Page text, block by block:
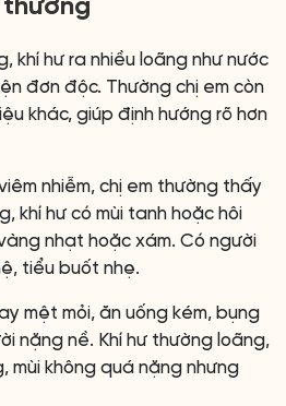
khí hư ra nhiều loãng như nước
đơn độc. Thường chị em còn
khác, giúp định hướng rõ hơn
nhiễm, chị em thường thấy
khí hư có mùi tanh hoặc hôi
nhạt hoặc xám. Có người
tiểu buốt nhẹ.
mệt mỏi, ăn uống kém, bụng
nặng nề. Khí hư thường loãng,
mùi không quá nặng nhưng